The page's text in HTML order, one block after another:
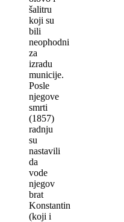
šalitru
koji su
bili
neophodni
za
izradu
municije.
Posle
njegove
smrti
(1857)
radnju
su
nastavili
da
vode
njegov
brat
Konstantin
(koji i